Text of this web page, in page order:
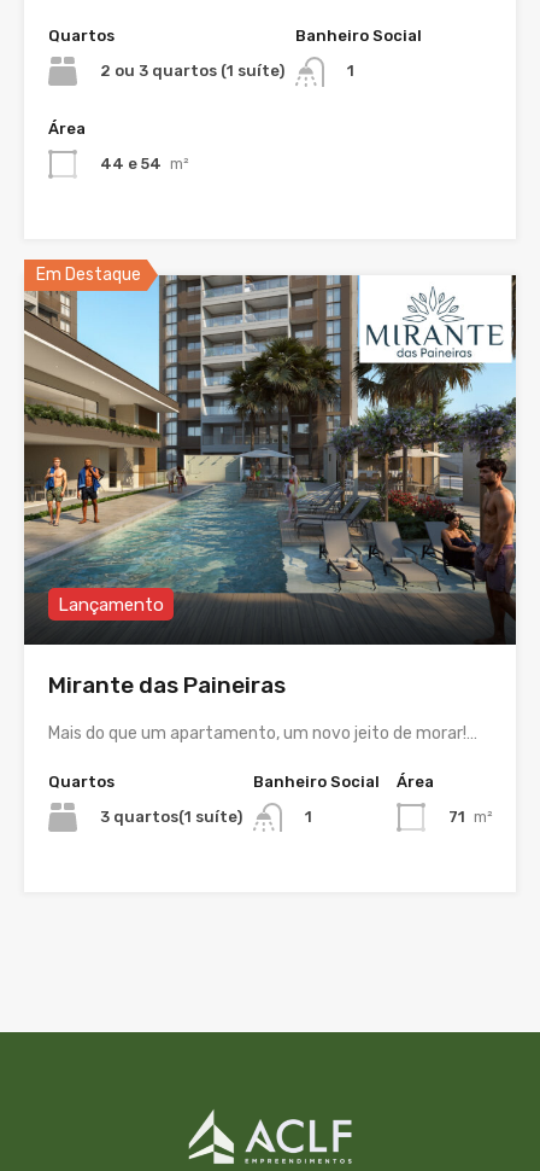
Quartos
2 ou 3 quartos (1 suíte)
Banheiro Social
1
Área
44 e 54 m²
Em Destaque
Lançamento
Mirante das Paineiras
Mais do que um apartamento, um novo jeito de morar!…
Quartos
3 quartos(1 suíte)
Banheiro Social
1
Área
71 m²